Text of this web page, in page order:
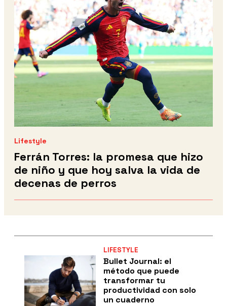
Lifestyle
Ferrán Torres: la promesa que hizo
de niño y que hoy salva la vida de
decenas de perros
LIFESTYLE
Bullet Journal: el
método que puede
transformar tu
productividad con solo
un cuaderno